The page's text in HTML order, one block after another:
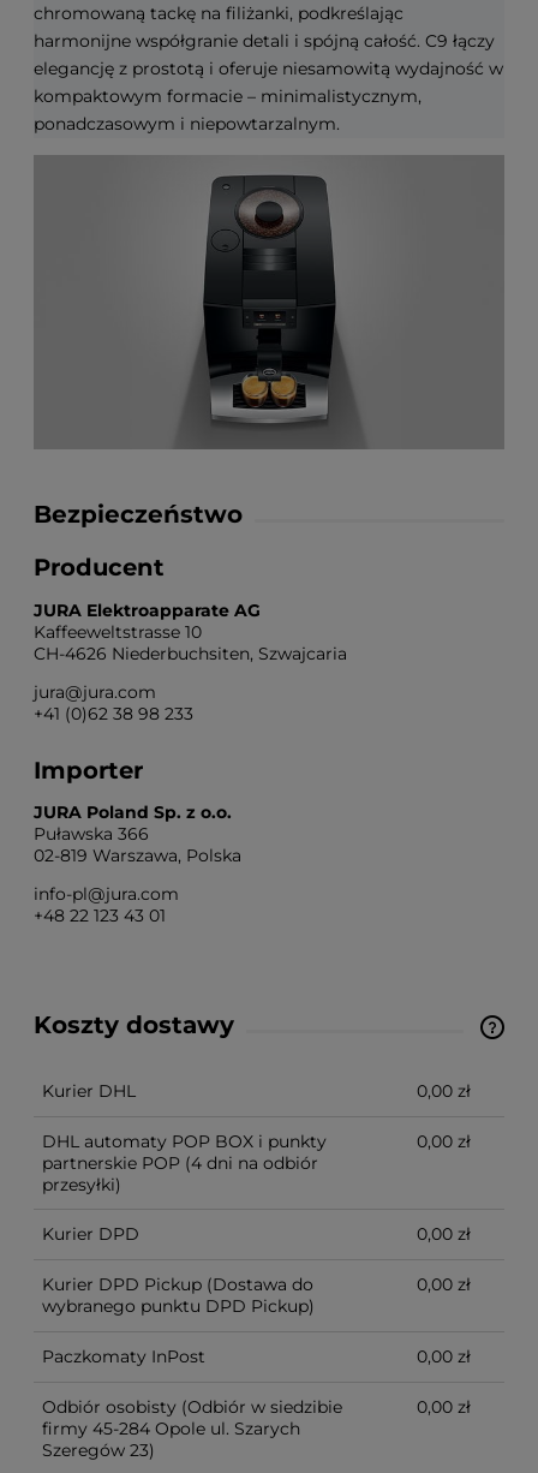
chromowaną tackę na filiżanki, podkreślając
harmonijne współgranie detali i spójną całość. C9 łączy
elegancję z prostotą i oferuje niesamowitą wydajność w
kompaktowym formacie – minimalistycznym,
ponadczasowym i niepowtarzalnym.
Bezpieczeństwo
Producent
JURA Elektroapparate AG
Kaffeeweltstrasse 10
CH-4626 Niederbuchsiten, Szwajcaria
jura@jura.com
+41 (0)62 38 98 233
Importer
JURA Poland Sp. z o.o.
Puławska 366
02-819 Warszawa, Polska
info-pl@jura.com
+48 22 123 43 01
Koszty dostawy
Cena nie zawiera ewentualnych kosztów płatności
Kurier DHL 0,00 zł
DHL automaty POP BOX i punkty
partnerskie POP (4 dni na odbiór
przesyłki)
0,00 zł
Kurier DPD 0,00 zł
Kurier DPD Pickup (Dostawa do
wybranego punktu DPD Pickup)
0,00 zł
Paczkomaty InPost 0,00 zł
Odbiór osobisty (Odbiór w siedzibie
firmy 45-284 Opole ul. Szarych
Szeregów 23)
0,00 zł